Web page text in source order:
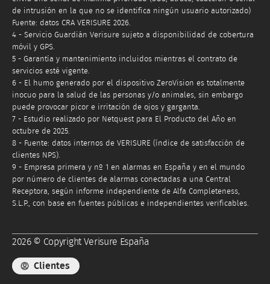
de intrusión en la que no se identifica ningún usuario autorizado)
Fuente: datos CRA VERISURE 2026.
4 - Servicio Guardián Verisure sujeto a disponibilidad de cobertura
móvil y GPS.
5 - Garantía y mantenimiento incluidos mientras el contrato de
servicios esté vigente.
6 - El humo generado por el dispositivo ZeroVision es totalmente
inocuo para la salud de las personas y/o animales, sin embargo
puede provocar picor e irritación de ojos y garganta.
7 - Estudio realizado por Netquest para El Producto del Año en
octubre de 2025.
8 - Fuente: datos internos de VERISURE (índice de satisfacción de
clientes NPS).
9 - Empresa primera y nº 1 en alarmas en España y en el mundo
por número de clientes de alarmas conectadas a una Central
Receptora, según informe independiente de Alfa Completeness,
S.L.P., con base en fuentes públicas e independientes verificables.
2026 © Copyright Verisure España
Clientes